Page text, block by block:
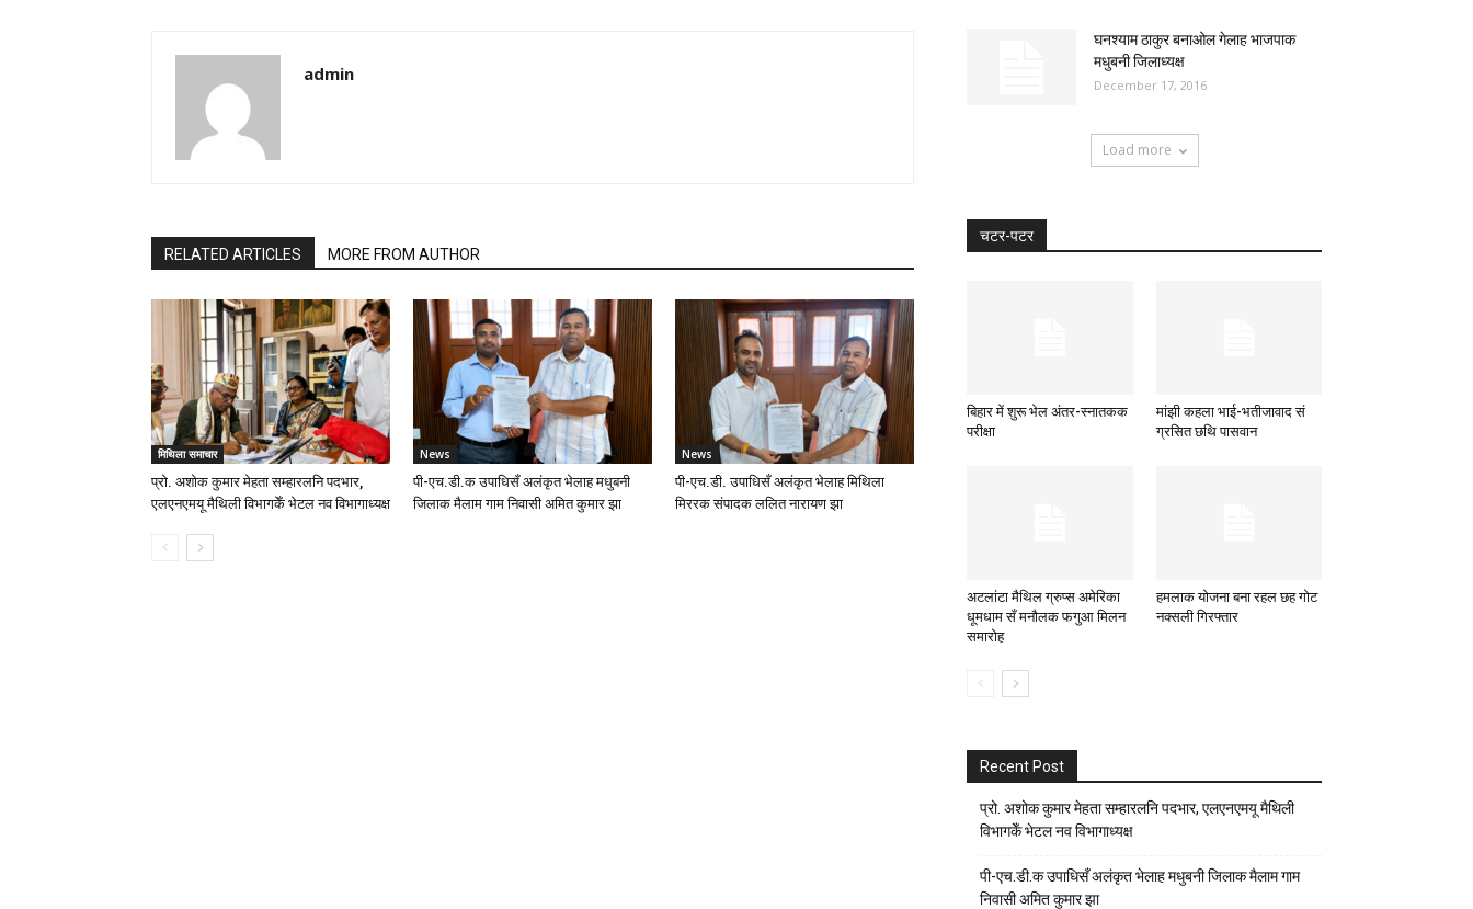
admin
RELATED ARTICLES MORE FROM AUTHOR
मिथिला समाचार
प्रो. अशोक कुमार मेहता सम्हारलनि पदभार,
एलएनएमयू मैथिली विभागकेँ भेटल नव विभागाध्यक्ष
News
पी-एच.डी.क उपाधिसँ अलंकृत भेलाह मधुबनी
जिलाक मैलाम गाम निवासी अमित कुमार झा
News
पी-एच.डी. उपाधिसँ अलंकृत भेलाह मिथिला
मिररक संपादक ललित नारायण झा
घनश्याम ठाकुर बनाओल गेलाह भाजपाक
मधुबनी जिलाध्यक्ष
December 17, 2016
Load more
चटर-पटर
बिहार में शुरू भेल अंतर-स्नातकक
परीक्षा
मांझी कहला भाई-भतीजावाद सं
ग्रसित छथि पासवान
अटलांटा मैथिल ग्रुप्स अमेरिका
धूमधाम सँ मनौलक फगुआ मिलन
समारोह
हमलाक योजना बना रहल छह गोट
नक्सली गिरफ्तार
Recent Post
प्रो. अशोक कुमार मेहता सम्हारलनि पदभार, एलएनएमयू मैथिली
विभागकेँ भेटल नव विभागाध्यक्ष
पी-एच.डी.क उपाधिसँ अलंकृत भेलाह मधुबनी जिलाक मैलाम गाम
निवासी अमित कुमार झा